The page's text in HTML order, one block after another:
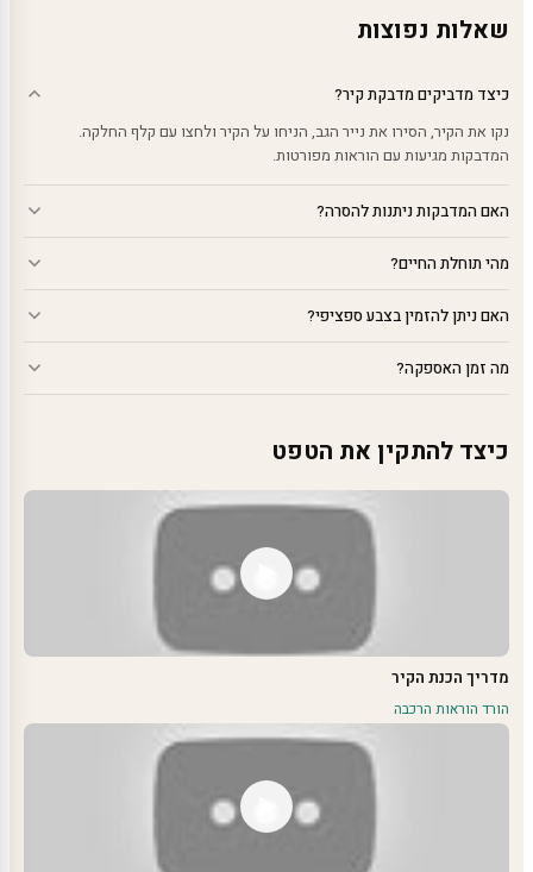
שאלות נפוצות
כיצד מדביקים מדבקת קיר?
נקו את הקיר, הסירו את נייר הגב, הניחו על הקיר ולחצו עם קלף החלקה.
המדבקות מגיעות עם הוראות מפורטות.
האם המדבקות ניתנות להסרה?
מהי תוחלת החיים?
האם ניתן להזמין בצבע ספציפי?
מה זמן האספקה?
כיצד להתקין את הטפט
מדריך הכנת הקיר
הורד הוראות הרכבה